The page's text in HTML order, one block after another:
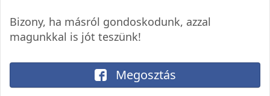
Bizony, ha másról gondoskodunk, azzal
magunkkal is jót teszünk!
Megosztás